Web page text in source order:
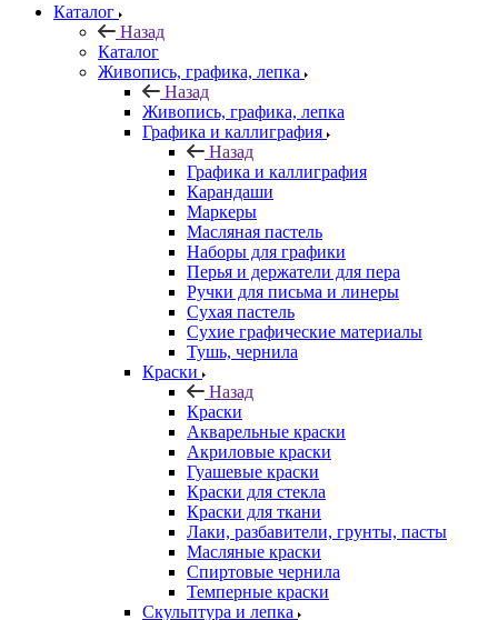
Каталог
Назад
Каталог
Живопись, графика, лепка
Назад
Живопись, графика, лепка
Графика и каллиграфия
Назад
Графика и каллиграфия
Карандаши
Маркеры
Масляная пастель
Наборы для графики
Перья и держатели для пера
Ручки для письма и линеры
Сухая пастель
Сухие графические материалы
Тушь, чернила
Краски
Назад
Краски
Акварельные краски
Акриловые краски
Гуашевые краски
Краски для стекла
Краски для ткани
Лаки, разбавители, грунты, пасты
Масляные краски
Спиртовые чернила
Темперные краски
Скульптура и лепка